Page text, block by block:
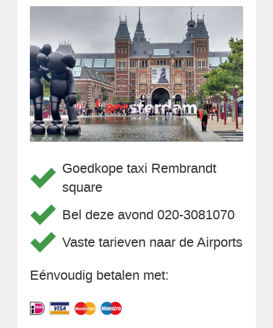
Goedkope taxi Rembrandt
square
Bel deze avond 020-3081070
Vaste tarieven naar de Airports
Eénvoudig betalen met: